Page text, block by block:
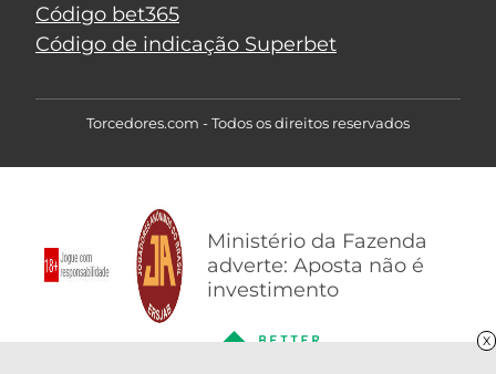
X
Código bet365
Código de indicação Superbet
Torcedores.com - Todos os direitos reservados
Ministério da Fazenda
adverte: Aposta não é
investimento